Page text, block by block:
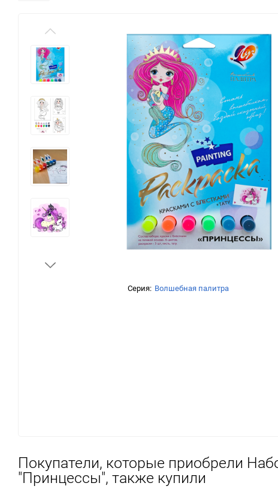
Серия: Волшебная палитра
Покупатели, которые приобрели
"Принцессы", также купили